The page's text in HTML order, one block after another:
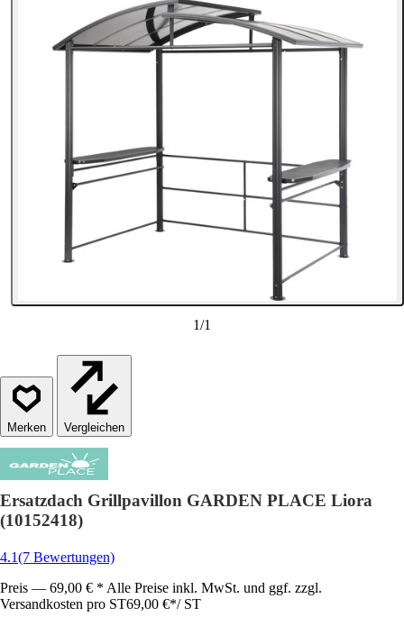
1/1
Vergleichen
Ersatzdach Grillpavillon GARDEN PLACE Liora
(10152418)
4.1(7 Bewertungen)
Preis — 69,00 € * Alle Preise inkl. MwSt. und ggf. zzgl.
Versandkosten pro ST69,00 €*/ ST